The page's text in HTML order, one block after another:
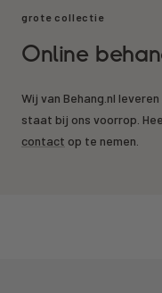
grote collectie
Online
Wij van Behang.nl
staat bij ons voorrop.
contact op te nemen.